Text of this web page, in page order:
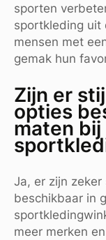
sporten
sportkleding uit
mensen met
gemak hun
Zijn er
opties
maten bij
Ja, er zijn
beschikbaar in
meer merken